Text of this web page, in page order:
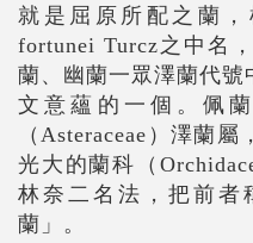
就是屈原所配之蘭，
fortunei Turcz之中名
蘭、幽蘭一眾澤蘭代號
文意蘊的一個。佩
（Asteraceae）澤蘭
光大的蘭科（
林奈二名法，把前者
蘭」。